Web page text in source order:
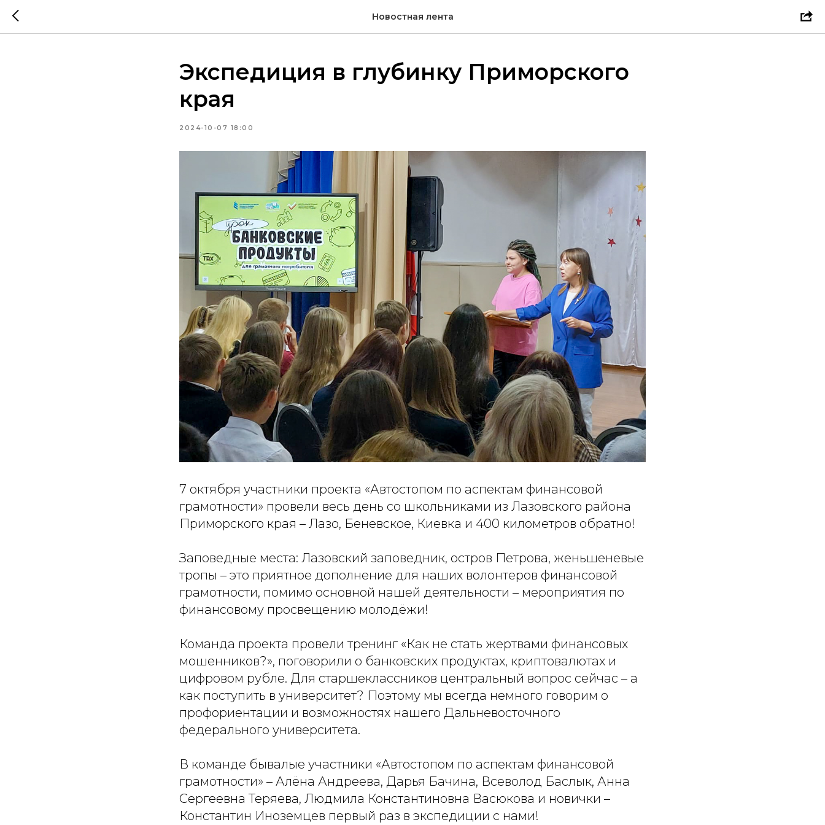
Новостная лента
Экспедиция в глубинку Приморского
края
2024-10-07 18:00
7 октября участники проекта «Автостопом по аспектам финансовой
грамотности» провели весь день со школьниками из Лазовского района
Приморского края – Лазо, Беневское, Киевка и 400 километров обратно!
Заповедные места: Лазовский заповедник, остров Петрова, женьшеневые
тропы – это приятное дополнение для наших волонтеров финансовой
грамотности, помимо основной нашей деятельности – мероприятия по
финансовому просвещению молодёжи!
Команда проекта провели тренинг «Как не стать жертвами финансовых
мошенников?», поговорили о банковских продуктах, криптовалютах и
цифровом рубле. Для старшеклассников центральный вопрос сейчас – а
как поступить в университет? Поэтому мы всегда немного говорим о
профориентации и возможностях нашего Дальневосточного
федерального университета.
В команде бывалые участники «Автостопом по аспектам финансовой
грамотности» – Алёна Андреева, Дарья Бачина, Всеволод Баслык, Анна
Сергеевна Теряева, Людмила Константиновна Васюкова и новички –
Константин Иноземцев первый раз в экспедиции с нами!